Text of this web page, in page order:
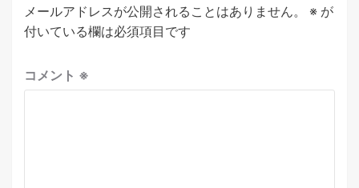
メールアドレスが公開されることはありません。 ※ が
付いている欄は必須項目です
コメント ※